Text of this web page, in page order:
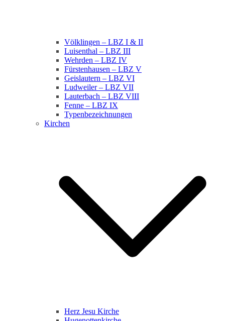
Völklingen – LBZ I & II
Luisenthal – LBZ III
Wehrden – LBZ IV
Fürstenhausen – LBZ V
Geislautern – LBZ VI
Ludweiler – LBZ VII
Lauterbach – LBZ VIII
Fenne – LBZ IX
Typenbezeichnungen
Kirchen
Herz Jesu Kirche